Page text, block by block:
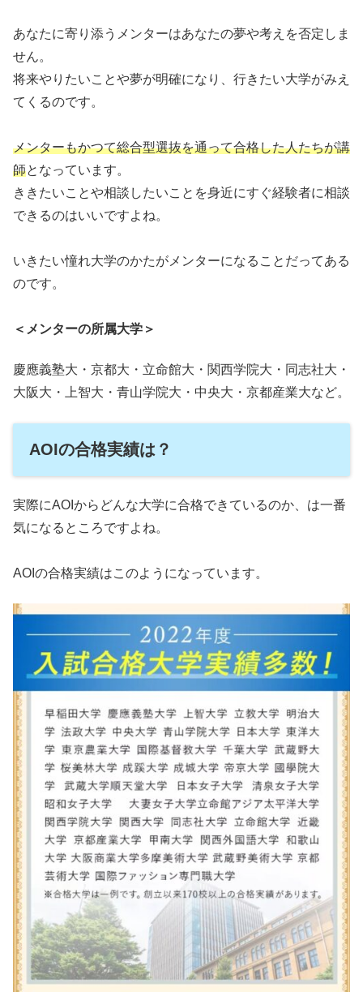
あなたに寄り添うメンターはあなたの夢や考えを否定しま
せん。
将来やりたいことや夢が明確になり、行きたい大学がみえ
てくるのです。
メンターもかつて総合型選抜を通って合格した人たちが講
師となっています。
ききたいことや相談したいことを身近にすぐ経験者に相談
できるのはいいですよね。
いきたい憧れ大学のかたがメンターになることだってある
のです。
＜メンターの所属大学＞
慶應義塾大・京都大・立命館大・関西学院大・同志社大・
大阪大・上智大・青山学院大・中央大・京都産業大など。
AOIの合格実績は？
実際にAOIからどんな大学に合格できているのか、は一番
気になるところですよね。
AOIの合格実績はこのようになっています。